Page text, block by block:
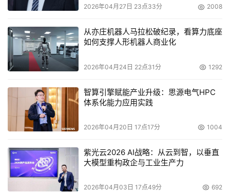
2026年04月27日 23点33分 2008
从亦庄机器人马拉松破纪录，看算力底座
如何支撑人形机器人商业化
2026年04月24日 22点31分 1292
智算引擎赋能产业升级：思源电气HPC
体系化能力应用实践
2026年04月20日 17点17分 1004
紫光云2026 AI战略：从云到智，以垂直
大模型重构政企与工业生产力
2026年04月03日 17点49分 692